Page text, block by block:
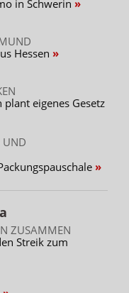
in Schwerin
Hessen
eigenes Gesetz
UND
ZUSAMMEN
Streik zum